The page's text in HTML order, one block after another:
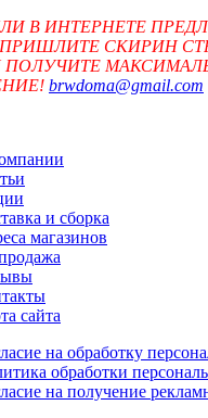
В ИНТЕРНЕТЕ
СКИРИН
ПОЛУЧИТЕ
brwdoma@gmail.com
и сборка
магазинов
сайта
на обработку
обработки
на получение